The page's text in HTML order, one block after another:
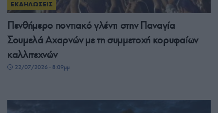
ΕΚΔΗΛΩΣΕΙΣ
Πενθήμερο ποντιακό γλέντι στην Παναγία
Σουμελά Αχαρνών με τη συμμετοχή κορυφαίων
καλλιτεχνών
22/07/2026 - 8:09μμ